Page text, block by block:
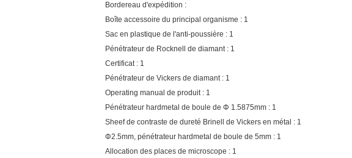
Bordereau d'expédition :
Boîte accessoire du principal organisme : 1
Sac en plastique de l'anti-poussière : 1
Pénétrateur de Rocknell de diamant : 1
Certificat : 1
Pénétrateur de Vickers de diamant : 1
Operating manual de produit : 1
Pénétrateur hardmetal de boule de Φ 1.5875mm : 1
Sheef de contraste de dureté Brinell de Vickers en métal : 1
Φ2.5mm, pénétrateur hardmetal de boule de 5mm : 1
Allocation des places de microscope : 1